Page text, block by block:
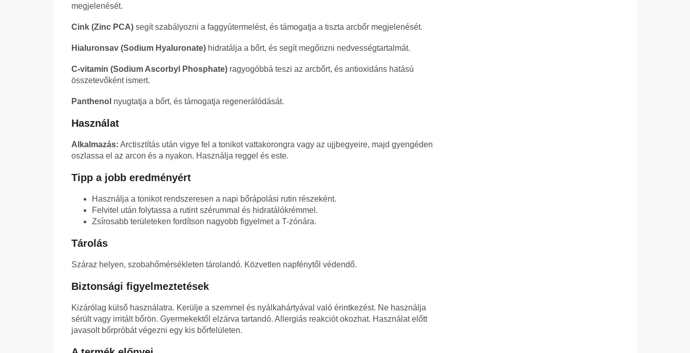
megjelenését.
Cink (Zinc PCA) segít szabályozni a faggyútermelést, és támogatja a tiszta arcbőr megjelenését.
Hialuronsav (Sodium Hyaluronate) hidratálja a bőrt, és segít megőrizni nedvességtartalmát.
C-vitamin (Sodium Ascorbyl Phosphate) ragyogóbbá teszi az arcbőrt, és antioxidáns hatású
összetevőként ismert.
Panthenol nyugtatja a bőrt, és támogatja regenerálódását.
Használat
Alkalmazás: Arctisztítás után vigye fel a tonikot vattakorongra vagy az ujjbegyeire, majd gyengéden
oszlassa el az arcon és a nyakon. Használja reggel és este.
Tipp a jobb eredményért
Használja a tonikot rendszeresen a napi bőrápolási rutin részeként.
Felvitel után folytassa a rutint szérummal és hidratálókrémmel.
Zsírosabb területeken fordítson nagyobb figyelmet a T-zónára.
Tárolás
Száraz helyen, szobahőmérsékleten tárolandó. Közvetlen napfénytől védendő.
Biztonsági figyelmeztetések
Kizárólag külső használatra. Kerülje a szemmel és nyálkahártyával való érintkezést. Ne használja
sérült vagy irritált bőrön. Gyermekektől elzárva tartandó. Allergiás reakciót okozhat. Használat előtt
javasolt bőrpróbát végezni egy kis bőrfelületen.